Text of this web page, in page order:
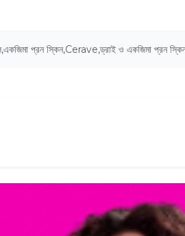
,একজিমা প্রন স্কিন,Cerave,ড্রাই ও একজিমা প্রন